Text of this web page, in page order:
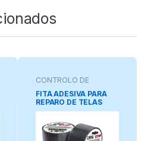
CONTROLO DE
PRAGAS
FITA ADESIVA PARA
REPARO DE TELAS
MOSQUITEIRAS DE
ADAPTÁVEL, COR
CINZA, 5 x 200 cm